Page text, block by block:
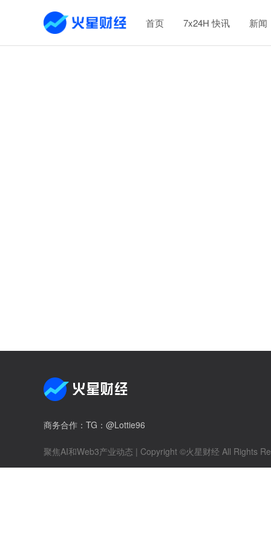
首页 7x24H 快讯 新闻
Cannot read property 'vGrade' of undefined
商务合作 ：TG：@Lottie96
聚焦AI和Web3产业动态 | Copyright ©火星财经 All Rights